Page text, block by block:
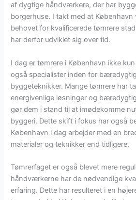
af dygtige håndværkere, der har
borgerhuse. I takt med at København
behovet for kvalificerede tømrere
har derfor udviklet sig over tid.
I dag er tømrere i København ikke
også specialister inden for
byggeteknikker. Mange tømrere har
energivenlige løsninger og
gør dem i stand til at imødekomme
byggeri. Dette skift i fokus har også
København i dag arbejder med en
materialer og teknikker end tidligere.
Tømrerfaget er også blevet mere
håndværkerne har de nødvendige
erfaring. Dette har resulteret i en